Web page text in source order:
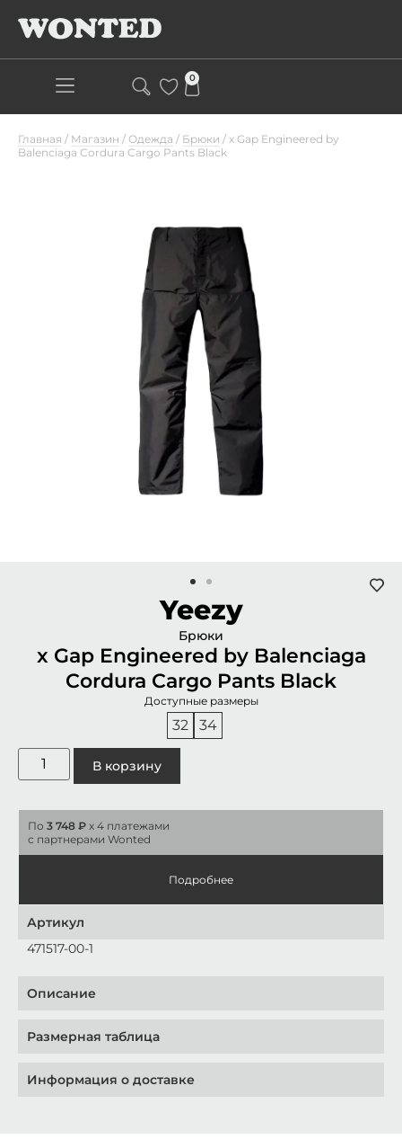
0
Главная / Магазин / Одежда / Брюки / x Gap Engineered by
Balenciaga Cordura Cargo Pants Black
Yeezy
Брюки
x Gap Engineered by Balenciaga
Cordura Cargo Pants Black
Доступные размеры
32 34
В корзину
По 3 748 ₽ x 4 платежами
с партнерами Wonted
Подробнее
Артикул
471517-00-1
Описание
Размерная таблица
Информация о доставке